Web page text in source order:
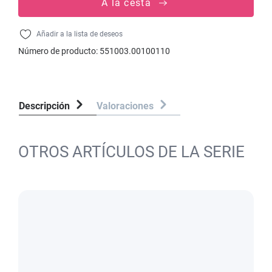
A la cesta
Añadir a la lista de deseos
Número de producto: 551003.00100110
Descripción Valoraciones
OTROS ARTÍCULOS DE LA SERIE